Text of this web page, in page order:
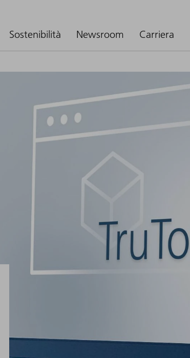
Sostenibilità Newsroom Carriera